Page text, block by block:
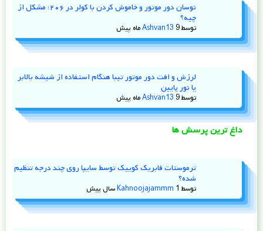
نوسان دور موتور و خاموش کردن با کولر در ۲۰۶؛ مشکل از
چیه؟
توسط Ashvan13 9 ماه پیش
لرزش و افت دور موتور تیبا هنگام استفاده از شیشه‌ بالابر
یا نور پایین
توسط Ashvan13 9 ماه پیش
داغ ترین پرسش ها
ترموستات فابریک کوییک توسط سایپا روی چند درجه تنظیم
شده؟
توسط Kahnoojajammm 1 سال پیش